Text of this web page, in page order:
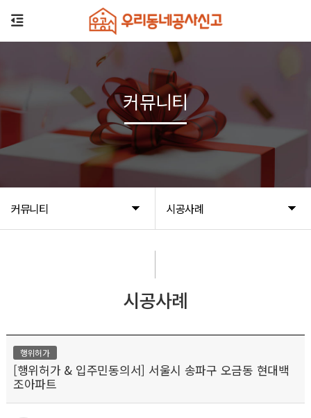
커뮤니티 시공사례
커뮤니티
시공사례
행위허가
[행위허가 & 입주민동의서] 서울시 송파구 오금동 현대백
조아파트